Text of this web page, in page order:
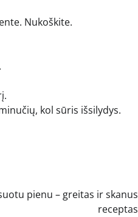
Nukoškite.
kol sūris išsilydys.
pienu – greitas ir skanus
receptas